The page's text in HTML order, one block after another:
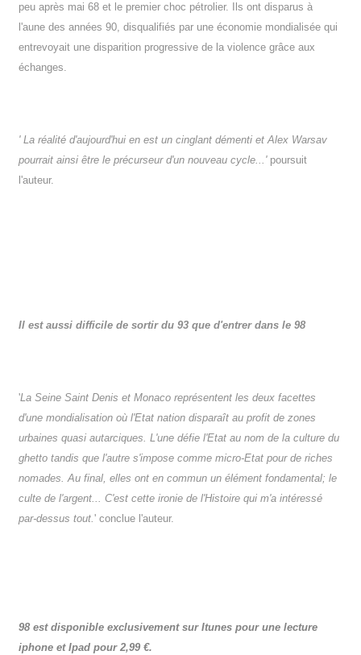
peu après mai 68 et le premier choc pétrolier. Ils ont disparus à
l'aune des années 90, disqualifiés par une économie mondialisée qui
entrevoyait une disparition progressive de la violence grâce aux
échanges.
' La réalité d'aujourd'hui en est un cinglant démenti et Alex Warsav
pourrait ainsi être le précurseur d'un nouveau cycle...' poursuit
l'auteur.
Il est aussi difficile de sortir du 93 que d'entrer dans le 98
'La Seine Saint Denis et Monaco représentent les deux facettes
d'une mondialisation où l'Etat nation disparaît au profit de zones
urbaines quasi autarciques. L'une défie l'Etat au nom de la culture du
ghetto tandis que l'autre s'impose comme micro-Etat pour de riches
nomades. Au final, elles ont en commun un élément fondamental; le
culte de l'argent... C'est cette ironie de l'Histoire qui m'a intéressé
par-dessus tout.' conclue l'auteur.
98 est disponible exclusivement sur Itunes pour une lecture
iphone et Ipad pour 2,99 €.